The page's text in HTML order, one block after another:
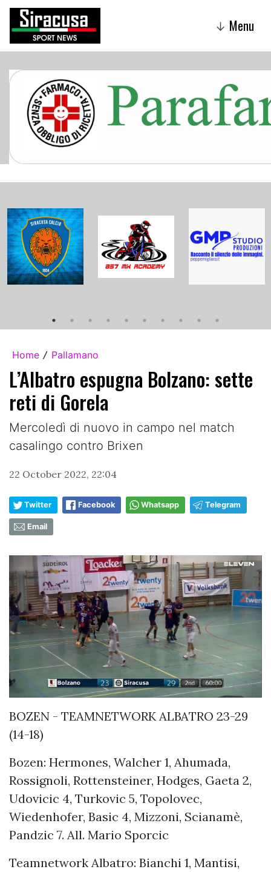
↓ Menu
Home / Pallamano
L’Albatro espugna Bolzano: sette
reti di Gorela
Mercoledì di nuovo in campo nel match
casalingo contro Brixen
22 October 2022, 22:04
Twitter Facebook Whatsapp Telegram
Email
BOZEN - TEAMNETWORK ALBATRO 23-29
(14-18)
Bozen: Hermones, Walcher 1, Ahumada,
Rossignoli, Rottensteiner, Hodges, Gaeta 2,
Udovicic 4, Turkovic 5, Topolovec,
Wiedenhofer, Basic 4, Mizzoni, Scianamè,
Pandzic 7. All. Mario Sporcic
Teamnetwork Albatro: Bianchi 1, Mantisi,